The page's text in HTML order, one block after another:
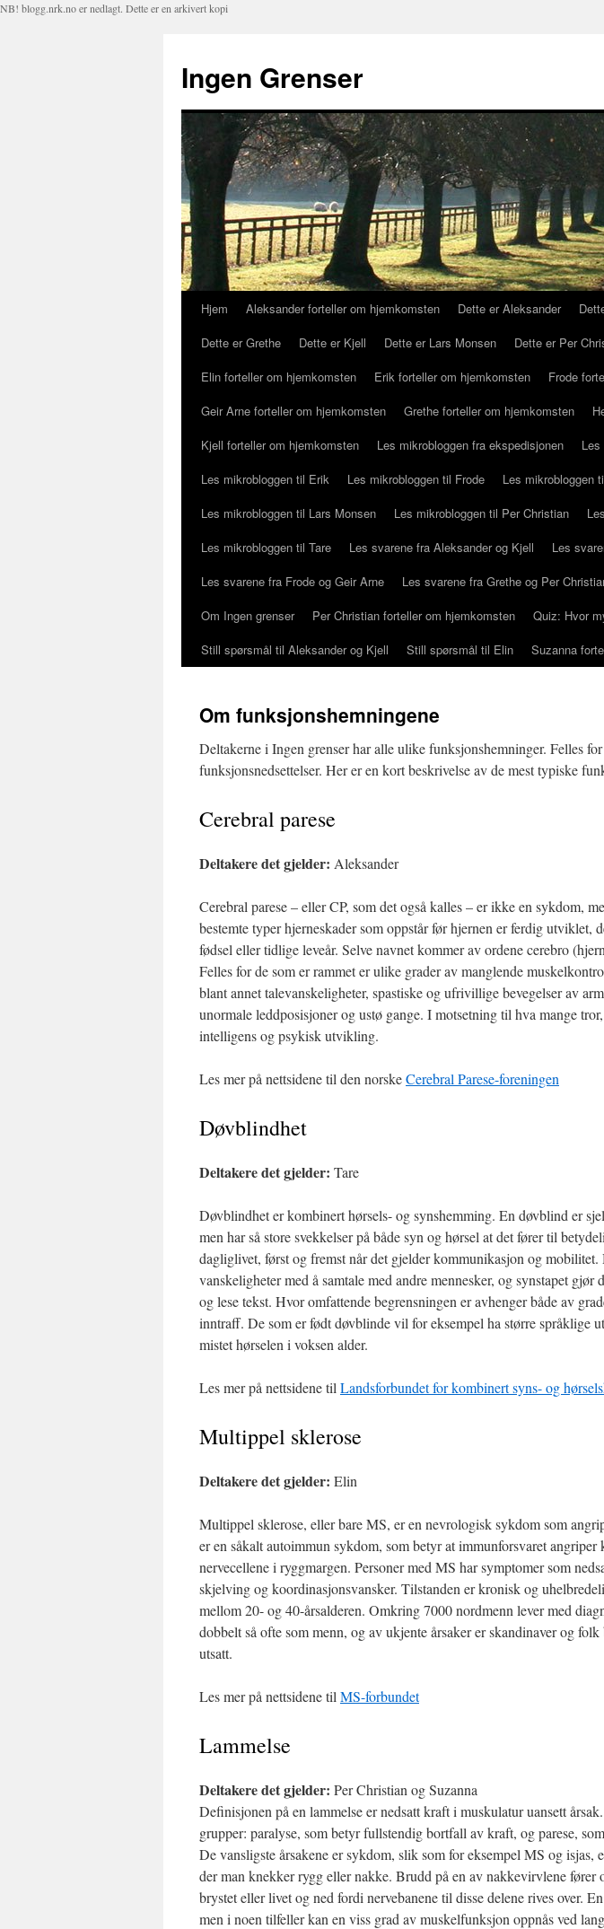
NB! blogg.nrk.no er nedlagt. Dette er en arkivert kopi
Ingen Grenser
Hopp
innhold
Hjem Aleksander forteller om hjemkomsten Dette er Aleksander
Dette er Grethe
Dette er Kjell Dette er Lars Monsen Dette er Per
Elin forteller om hjemkomsten
Erik forteller om hjemkomsten Frode
Geir Arne forteller om hjemkomsten
Grethe forteller om hjemkomsten
Kjell forteller om hjemkomsten
Les mikrobloggen fra ekspedisjonen
Les mikrobloggen til Erik
Les mikrobloggen til Frode Les mikrobloggen
Les mikrobloggen til Lars Monsen
Les mikrobloggen til Per Christian
Les mikrobloggen til Tare
Les svarene fra Aleksander og Kjell Les
Les svarene fra Frode og Geir Arne
Les svarene fra Grethe og Per
Om Ingen grenser
Per Christian forteller om hjemkomsten Quiz: Hvor
Still spørsmål til Aleksander og Kjell
Still spørsmål til Elin Suzanna
Om funksjonshemningene
Deltakerne i Ingen grenser har alle ulike funksjonshemninger. Felles
funksjonsnedsettelser. Her er en kort beskrivelse av de mest typiske
Cerebral parese
Deltakere det gjelder: Aleksander
Cerebral parese – eller CP, som det også kalles – er ikke en sykdom,
bestemte typer hjerneskader som oppstår før hjernen er ferdig utviklet,
fødsel eller tidlige leveår. Selve navnet kommer av ordene cerebro
Felles for de som er rammet er ulike grader av manglende
blant annet talevanskeligheter, spastiske og ufrivillige bevegelser av
unormale leddposisjoner og ustø gange. I motsetning til hva mange
intelligens og psykisk utvikling.
Les mer på nettsidene til den norskeCerebral Parese-foreningen
Døvblindhet
Deltakere det gjelder: Tare
Døvblindhet er kombinert hørsels- og synshemming. En døvblind er
men har så store svekkelser på både syn og hørsel at det fører til
dagliglivet, først og fremst når det gjelder kommunikasjon og mobilitet.
vanskeligheter med å samtale med andre mennesker, og synstapet gjør
og lese tekst. Hvor omfattende begrensningen er avhenger både av
inntraff. De som er født døvblinde vil for eksempel ha større språklige
mistet hørselen i voksen alder.
Les mer på nettsidene til Landsforbundet for kombinert syns- og
Multippel sklerose
Deltakere det gjelder: Elin
Multippel sklerose, eller bare MS, er en nevrologisk sykdom som
er en såkalt autoimmun sykdom, som betyr at immunforsvaret
nervecellene i ryggmargen. Personer med MS har symptomer som
skjelving og koordinasjonsvansker. Tilstanden er kronisk og
mellom 20- og 40-årsalderen. Omkring 7000 nordmenn lever med
dobbelt så ofte som menn, og av ukjente årsaker er skandinaver og
utsatt.
Les mer på nettsidene til MS-forbundet
Lammelse
Deltakere det gjelder: Per Christian og Suzanna
Definisjonen på en lammelse er nedsatt kraft i muskulatur uansett
grupper: paralyse, som betyr fullstendig bortfall av kraft, og parese,
De vansligste årsakene er sykdom, slik som for eksempel MS og
der man knekker rygg eller nakke. Brudd på en av nakkevirvlene fører
brystet eller livet og ned fordi nervebanene til disse delene rives over.
men i noen tilfeller kan en viss grad av muskelfunksjon oppnås ved